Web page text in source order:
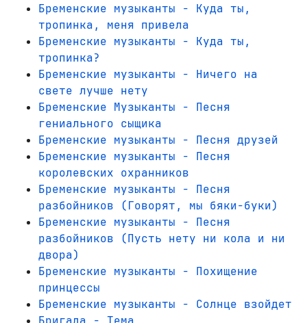
Бременские музыканты - Куда ты,
тропинка, меня привела
Бременские музыканты - Куда ты,
тропинка?
Бременские музыканты - Ничего на
свете лучше нету
Бременские Музыканты - Песня
гениального сыщика
Бременские музыканты - Песня друзей
Бременские музыканты - Песня
королевских охранников
Бременские музыканты - Песня
разбойников (Говорят, мы бяки-буки)
Бременские музыканты - Песня
разбойников (Пусть нету ни кола и ни
двора)
Бременские музыканты - Похищение
принцессы
Бременские музыканты - Солнце взойдет